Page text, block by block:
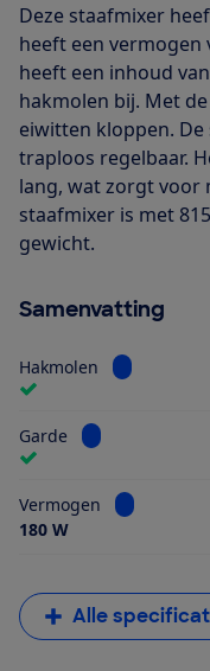
Deze staafmixer
heeft een vermogen
heeft een inhoud
hakmolen bij. Met
eiwitten kloppen.
traploos regelbaar.
lang, wat zorgt voor
staafmixer is met
gewicht.
Samenvatting
Hakmolen Bekijk
Garde Bekijk
Vermogen
Bekijk
180 W
Alle